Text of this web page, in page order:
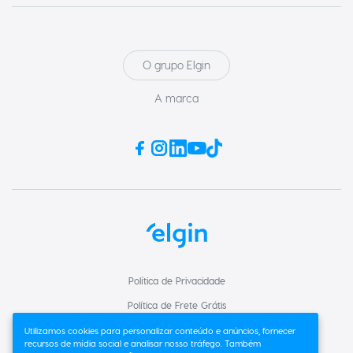
Utilizamos cookies para personalizar conteúdo e anúncios, fornecer
recursos de mídia social e analisar nosso tráfego. Também
Unidade Condensadora
O grupo Elgin
A marca
Política de Privacidade
Política de Frete Grátis
Trocas e Devoluções